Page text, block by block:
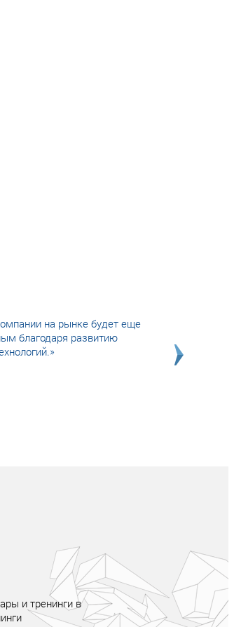
на рынке будет еще
благодаря развитию
и тренинги в